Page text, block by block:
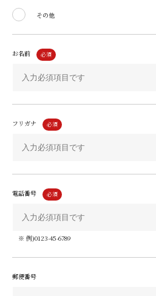
その他
お名前
フリガナ
電話番号
※ 例)0123-45-6789
郵便番号